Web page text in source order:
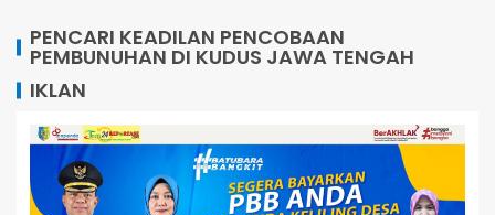
PENCARI KEADILAN PENCOBAAN
PEMBUNUHAN DI KUDUS JAWA TENGAH
IKLAN